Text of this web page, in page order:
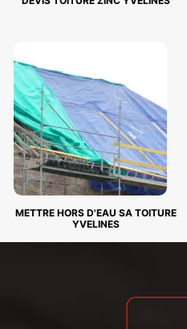
METTRE HORS D'EAU SA TOITURE
YVELINES